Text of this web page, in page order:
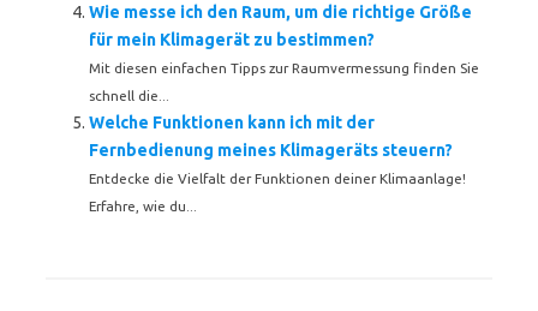
Wie messe ich den Raum, um die richtige Größe
für mein Klimagerät zu bestimmen?
Mit diesen einfachen Tipps zur Raumvermessung finden Sie
schnell die...
Welche Funktionen kann ich mit der
Fernbedienung meines Klimageräts steuern?
Entdecke die Vielfalt der Funktionen deiner Klimaanlage!
Erfahre, wie du...